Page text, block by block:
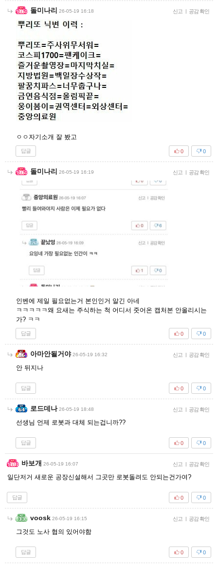
돌미나리 26-05-19 16:18 신고 | 공감 확인
ㅇㅇ자기소개 잘 봤고
답글 0
0
돌미나리 26-05-19 16:19 신고 | 공감 확인
인벤에 제일 필요없는거 본인인거 알긴 아네
ㅋㅋㅋㅋㅋ왜 요새는 주식하는 척 어디서 줏어온 캡처본 안올리시는
가? ㅋㅋ
답글 0
0
아마안될거야 26-05-19 16:32 신고 | 공감 확인
안 뒤지나
답글 0
0
로드데나 26-05-19 18:48 신고 | 공감 확인
선생님 언제 로봇과 대체 되는겁니까??
답글 0
0
바보개 26-05-19 16:07 신고 | 공감 확인
일단저거 새로운 공장신설해서 그곳만 로봇돌려도 안되는건가여?
답글 0
0
voosk 26-05-19 16:15 신고 | 공감 확인
그것도 노사 협의 있어야함
답글 0
0